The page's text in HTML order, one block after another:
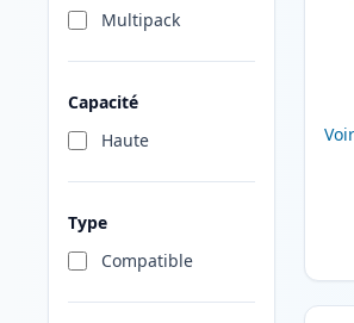
Multipack
Capacité
Haute
Type
Compatible